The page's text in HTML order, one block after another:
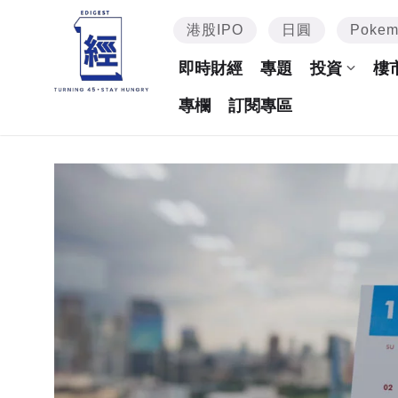
港股IPO 日圓
即時財經 專題 投資 樓
專欄 訂閱專區